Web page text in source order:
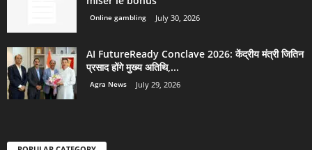
Online gambling July 30, 2026
AI FutureReady Conclave 2026: केंद्रीय मंत्री जितिन
प्रसाद होंगे मुख्य अतिथि,...
Agra News July 29, 2026